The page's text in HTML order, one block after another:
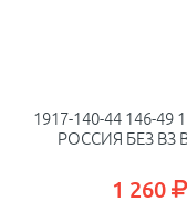
1917-140-44 146-
РОССИЯ БЕЗ ВЗ
1 260